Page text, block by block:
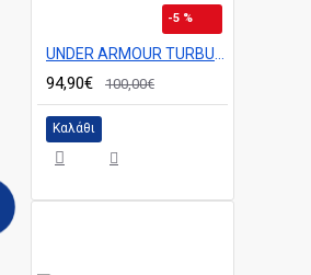
-5 %
UNDER ARMOUR TURBULENCE 3 ΓΥΝΑΙΚΕΙΟ ΑΘΛΗΤΙΚΟ ΠΑΠΟΥΤΣΙ ΜΑΥΡΟ 6006718-002
94,90€ 100,00€
Καλάθι